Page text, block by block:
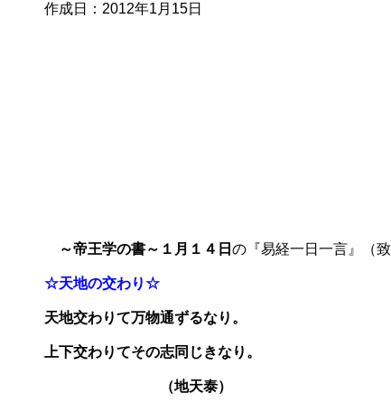
作成日：2012年1月15日
～帝王学の書～１月１４日 の『易経一日一言』（致
☆天地の交わり☆
天地交わりて万物通ずるなり。
上下交わりてその志同じきなり。
（地天泰）